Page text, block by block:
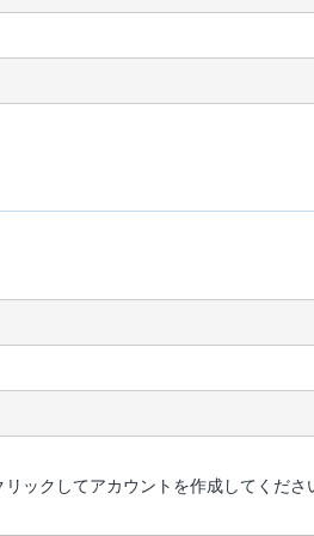
ックしてアカウントを作成してくださ